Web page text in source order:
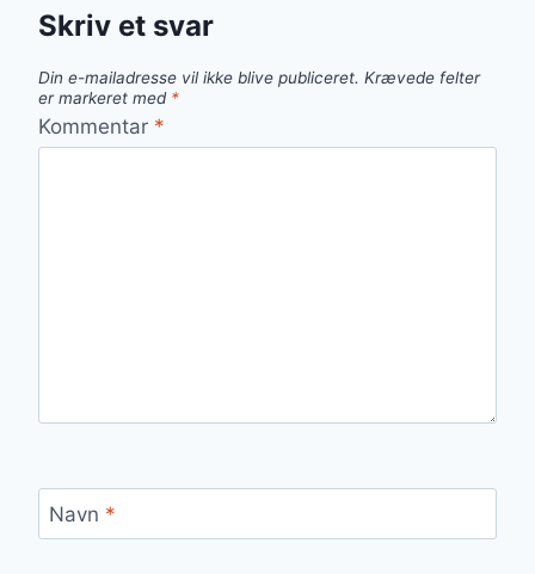
Skriv et svar
Din e-mailadresse vil ikke blive publiceret. Krævede felter
er markeret med *
Kommentar *
Navn *